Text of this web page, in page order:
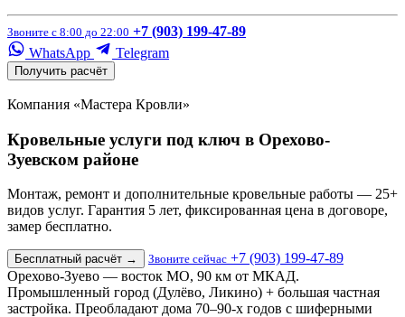
Звоните с 8:00 до 22:00 +7 (903) 199-47-89
WhatsApp
Telegram
Получить расчёт
Компания «Мастера Кровли»
Кровельные услуги под ключ в Орехово-
Зуевском районе
Монтаж, ремонт и дополнительные кровельные работы — 25+
видов услуг. Гарантия 5 лет, фиксированная цена в договоре,
замер бесплатно.
Бесплатный расчёт → Звоните сейчас +7 (903) 199-47-89
Орехово-Зуево — восток МО, 90 км от МКАД.
Промышленный город (Дулёво, Ликино) + большая частная
застройка. Преобладают дома 70–90-х годов с шиферными